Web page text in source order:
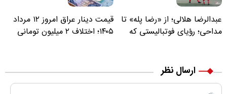
عبدالرضا هلالی؛ از «رضا پله» تا
مداحی؛ رؤیای فوتبالیستی که
قیمت دینار عراق امروز ۱۲ مرداد
۱۴۰۵؛ اختلاف ۲ میلیون تومانی
ارسال نظر